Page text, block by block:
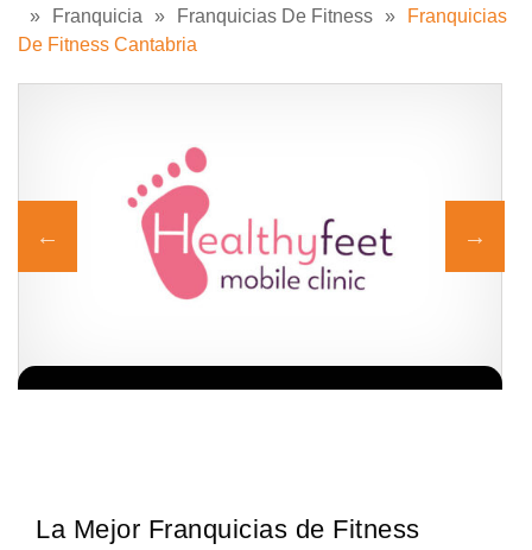
» Franquicia » Franquicias De Fitness »
Franquicias
De Fitness Cantabria
La Mejor Franquicias de Fitness